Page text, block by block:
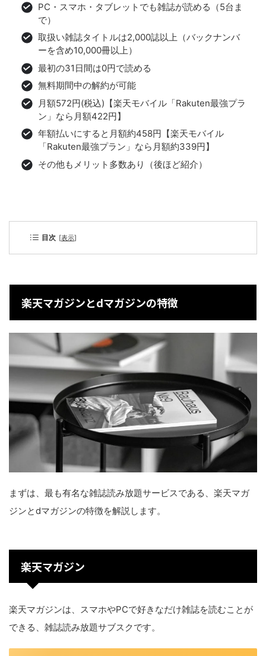
PC・スマホ・タブレットでも雑誌が読める（5台ま
で）
取扱い雑誌タイトルは2,000誌以上（バックナンバ
ーを含め10,000冊以上）
最初の31日間は0円で読める
無料期間中の解約が可能
月額572円(税込)【楽天モバイル「Rakuten最強プラ
ン」なら月額422円】
年額払いにすると月額約458円【楽天モバイル
「Rakuten最強プラン」なら月額約339円】
その他もメリット多数あり（後ほど紹介）
目次 [表示]
楽天マガジンとdマガジンの特徴
まずは、最も有名な雑誌読み放題サービスである、楽天マガ
ジンとdマガジンの特徴を解説します。
楽天マガジン
楽天マガジンは、スマホやPCで好きなだけ雑誌を読むことが
できる、雑誌読み放題サブスクです。